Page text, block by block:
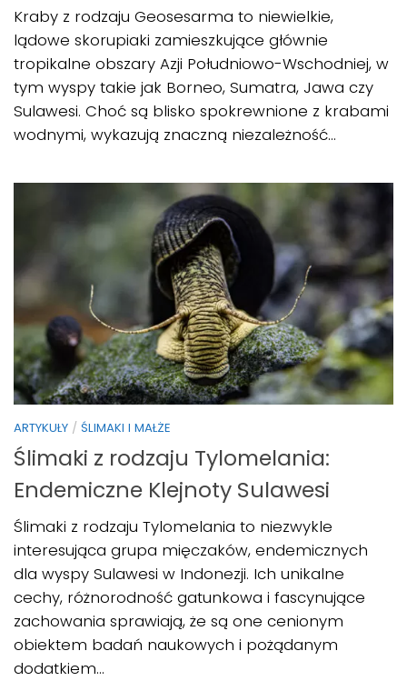
Kraby z rodzaju Geosesarma to niewielkie,
lądowe skorupiaki zamieszkujące głównie
tropikalne obszary Azji Południowo-Wschodniej, w
tym wyspy takie jak Borneo, Sumatra, Jawa czy
Sulawesi. Choć są blisko spokrewnione z krabami
wodnymi, wykazują znaczną niezależność...
ARTYKUŁY / ŚLIMAKI I MAŁŻE
Ślimaki z rodzaju Tylomelania:
Endemiczne Klejnoty Sulawesi
Ślimaki z rodzaju Tylomelania to niezwykle
interesująca grupa mięczaków, endemicznych
dla wyspy Sulawesi w Indonezji. Ich unikalne
cechy, różnorodność gatunkowa i fascynujące
zachowania sprawiają, że są one cenionym
obiektem badań naukowych i pożądanym
dodatkiem...